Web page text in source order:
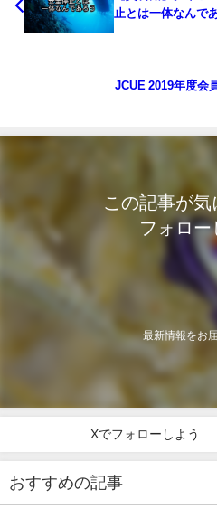
止とは一体なんで
JCUE 2019年度会
この記事が気
フォロー
最新情報をお
Xでフォローしよう
おすすめの記事